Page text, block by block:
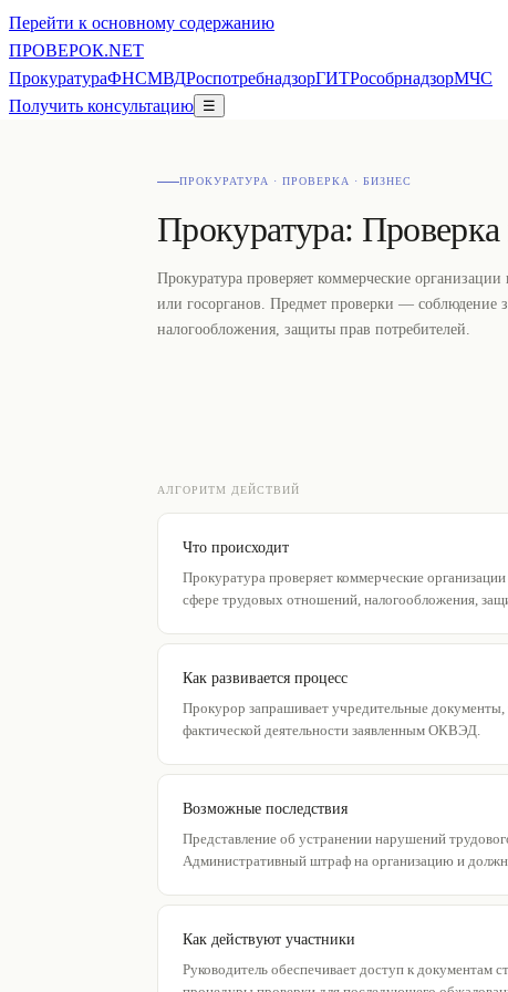
Перейти к основному содержанию
ПРОВЕРОК.NET
ПрокуратураФНСМВДРоспотребнадзорГИТРособрнадзорМЧС
Получить консультацию ☰
ПРОКУРАТУРА · ПРОВЕРКА · БИЗНЕС
Прокуратура: Проверка
Прокуратура проверяет коммерческие
или госорганов. Предмет проверки — соблюдение
налогообложения, защиты прав потребителей.
АЛГОРИТМ ДЕЙСТВИЙ
Что происходит
Прокуратура проверяет коммерческие
сфере трудовых отношений, налогообложения,
Как развивается процесс
Прокурор запрашивает учредительные
фактической деятельности заявленным ОКВЭД.
Возможные последствия
Представление об устранении нарушений
Административный штраф на организацию и
Как действуют участники
Руководитель обеспечивает доступ к документам